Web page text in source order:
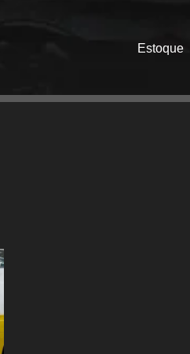
Estoque